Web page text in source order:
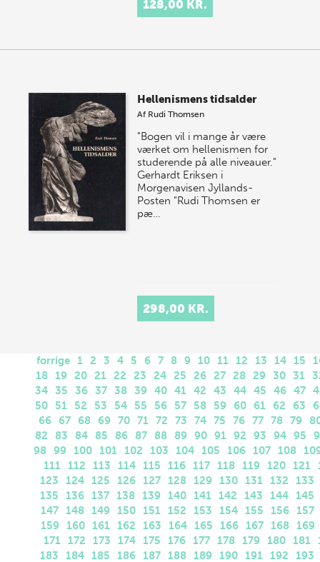
128,00 KR.
Hellenismens tidsalder
Af Rudi Thomsen
"Bogen vil i mange år være
værket om hellenismen for
studerende på alle niveauer."
Gerhardt Eriksen i
Morgenavisen Jyllands-
Posten "Rudi Thomsen er
pæ…
298,00 KR.
forrige 1 2 3 4 5 6 7 8 9 10 11 12 13 14 15
18 19 20 21 22 23 24 25 26 27 28 29 30 31
34 35 36 37 38 39 40 41 42 43 44 45 46 47
50
51 52 53 54 55 56 57 58 59 60 61 62 63
66
67 68 69 70 71 72 73 74 75 76 77 78 79
82
83 84 85 86 87 88 89 90 91 92 93 94 95
98 99 100 101 102 103 104 105 106 107 108
111 112 113 114 115 116 117 118 119 120 121
123
124 125 126 127 128 129 130 131 132
133
135
136 137 138 139 140 141 142 143 144 145
147 148 149 150 151 152 153 154 155 156 157
159 160 161 162 163 164 165 166 167 168 169
171 172 173 174 175 176 177 178 179 180 181
183
184 185 186 187 188 189 190 191 192
193